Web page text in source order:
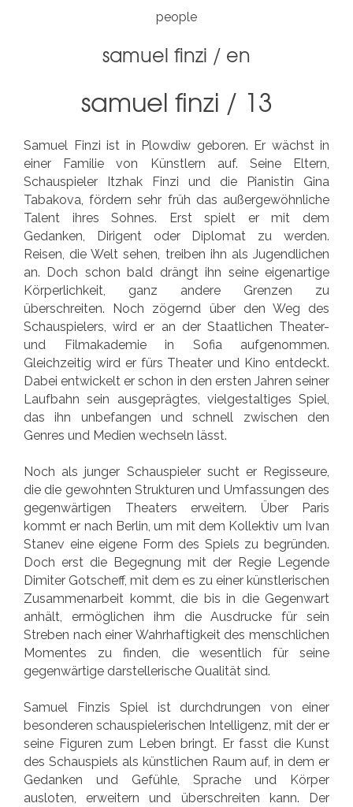
people
samuel finzi / en
samuel finzi / 13
Samuel Finzi ist in Plowdiw geboren. Er wächst in
einer Familie von Künstlern auf. Seine Eltern,
Schauspieler Itzhak Finzi und die Pianistin Gina
Tabakova, fördern sehr früh das außergewöhnliche
Talent ihres Sohnes. Erst spielt er mit dem
Gedanken, Dirigent oder Diplomat zu werden.
Reisen, die Welt sehen, treiben ihn als Jugendlichen
an. Doch schon bald drängt ihn seine eigenartige
Körperlichkeit, ganz andere Grenzen zu
überschreiten. Noch zögernd über den Weg des
Schauspielers, wird er an der Staatlichen Theater-
und Filmakademie in Sofia aufgenommen.
Gleichzeitig wird er fürs Theater und Kino entdeckt.
Dabei entwickelt er schon in den ersten Jahren seiner
Laufbahn sein ausgeprägtes, vielgestaltiges Spiel,
das ihn unbefangen und schnell zwischen den
Genres und Medien wechseln lässt.
Noch als junger Schauspieler sucht er Regisseure,
die die gewohnten Strukturen und Umfassungen des
gegenwärtigen Theaters erweitern. Über Paris
kommt er nach Berlin, um mit dem Kollektiv um Ivan
Stanev eine eigene Form des Spiels zu begründen.
Doch erst die Begegnung mit der Regie Legende
Dimiter Gotscheff, mit dem es zu einer künstlerischen
Zusammenarbeit kommt, die bis in die Gegenwart
anhält, ermöglichen ihm die Ausdrucke für sein
Streben nach einer Wahrhaftigkeit des menschlichen
Momentes zu finden, die wesentlich für seine
gegenwärtige darstellerische Qualität sind.
Samuel Finzis Spiel ist durchdrungen von einer
besonderen schauspielerischen Intelligenz, mit der er
seine Figuren zum Leben bringt. Er fasst die Kunst
des Schauspiels als künstlichen Raum auf, in dem er
Gedanken und Gefühle, Sprache und Körper
ausloten, erweitern und überschreiten kann. Der